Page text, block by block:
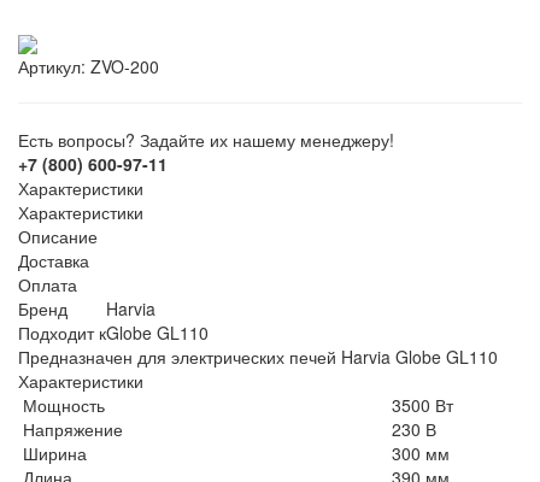
Артикул: ZVO-200
Есть вопросы? Задайте их нашему менеджеру!
+7 (800) 600-97-11
Характеристики
Характеристики
Описание
Доставка
Оплата
Бренд
Harvia
Подходит кGlobe GL110
Предназначен для электрических печей Harvia Globe GL110
Характеристики
Мощность
3500 Вт
Напряжение
230 В
Ширина
300 мм